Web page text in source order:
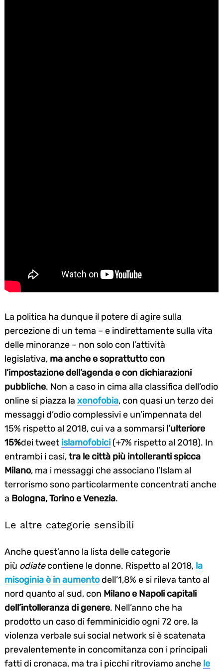
La politica ha dunque il potere di agire sulla
percezione di un tema – e indirettamente sulla vita
delle minoranze – non solo con l’attività
legislativa, ma anche e soprattutto con
l’impostazione dell’agenda e con dichiarazioni
pubbliche. Non a caso in cima alla classifica dell’odio
online si piazza la xenofobia, con quasi un terzo dei
messaggi d’odio complessivi e un’impennata del
15% rispetto al 2018, cui va a sommarsi l’ulteriore
15%dei tweet islamofobici (+7% rispetto al 2018). In
entrambi i casi,tra le città più intolleranti spicca
Milano, ma i messaggi che associano l’Islam al
terrorismo sono particolarmente concentrati anche
a Bologna, Torino e Venezia.
Le altre categorie sensibili
Anche quest’anno la lista delle categorie
più odiatecontiene le donne. Rispetto al 2018, la
misoginia è in aumentodell’1,8% e si rileva tanto al
nord quanto al sud, con Milano e Napoli capitali
dell’intolleranza di genere. Nell’anno che ha
prodotto un caso di femminicidio ogni 72 ore, la
violenza verbale sui social network si è scatenata
prevalentemente in concomitanza con i principali
fatti di cronaca, ma tra i picchi ritroviamo anche le
Search